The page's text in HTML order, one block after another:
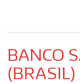
BANCO
(BRASIL)